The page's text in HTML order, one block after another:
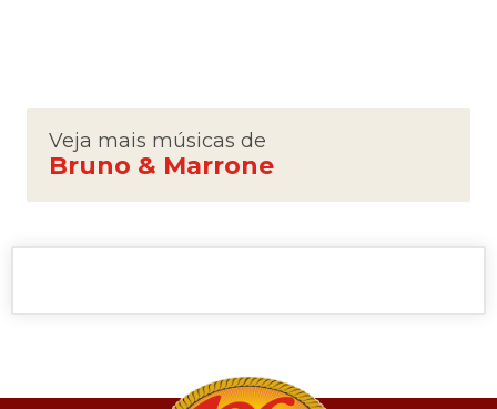
Veja mais músicas de
Bruno & Marrone